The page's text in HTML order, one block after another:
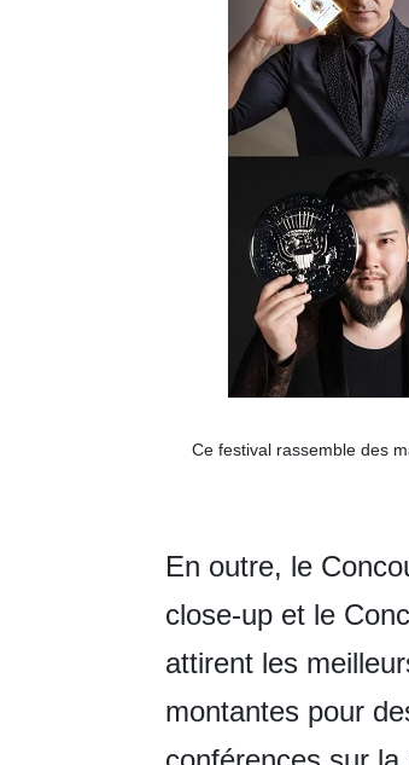
Ce festival rassemble des
En outre, le
close-up et le
attirent les
montantes pour